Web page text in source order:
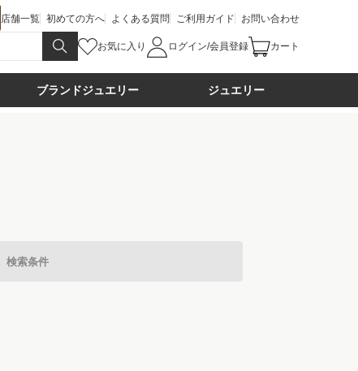
店舗一覧 初めての方へ よくある質問 ご利用ガイド お問い合わせ
お気に入り ログイン/会員登録 カート
ブランドジュエリー ジュエリー
検索条件